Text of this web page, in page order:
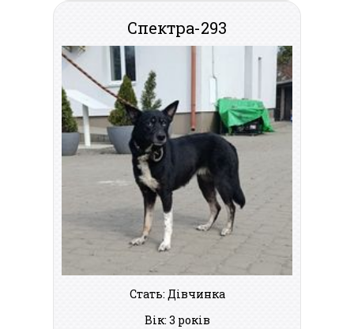
Спектра-293
Стать: Дівчинка
Вік: 3 років